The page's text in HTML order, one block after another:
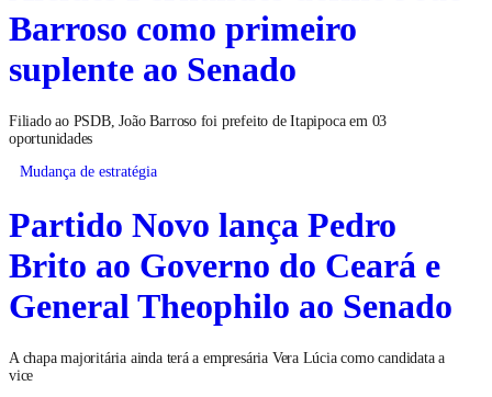
Barroso como primeiro
suplente ao Senado
Filiado ao PSDB, João Barroso foi prefeito de Itapipoca em 03
oportunidades
Mudança de estratégia
Partido Novo lança Pedro
Brito ao Governo do Ceará e
General Theophilo ao Senado
A chapa majoritária ainda terá a empresária Vera Lúcia como candidata a
vice